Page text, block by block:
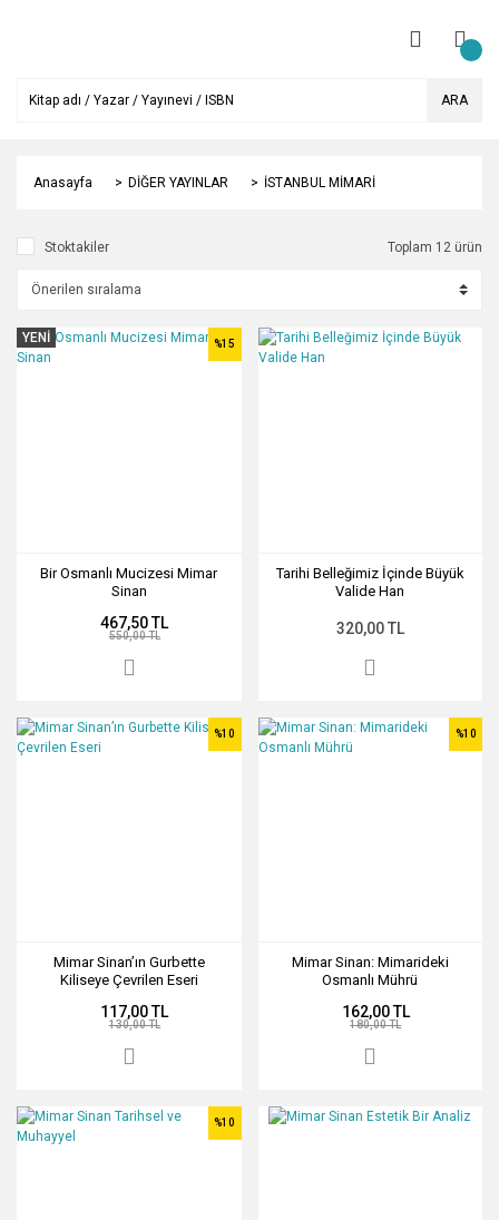
ARA
Anasayfa DİĞER YAYINLAR İSTANBUL MİMARİ
Stoktakiler Toplam 12 ürün
YENİ
Bir Osmanlı Mucizesi Mimar
Sinan
%15
467,50 TL
550,00 TL
Tarihi Belleğimiz İçinde Büyük
Valide Han
320,00 TL
Mimar Sinan’ın Gurbette
Kiliseye Çevrilen Eseri
%10
117,00 TL
130,00 TL
Mimar Sinan: Mimarideki
Osmanlı Mührü
%10
162,00 TL
180,00 TL
%10